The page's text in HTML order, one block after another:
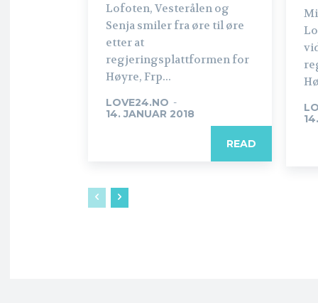
Lofoten, Vesterålen og
Senja smiler fra øre til øre
etter at
regjeringsplattformen for
Høyre, Frp...
LOVE24.NO -
14. JANUAR 2018
READ